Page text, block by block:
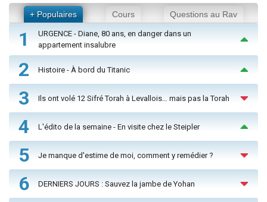
+ Populaires Cours Questions au Rav
1
URGENCE - Diane, 80 ans, en danger dans un
appartement insalubre
2 Histoire - À bord du Titanic
3 Ils ont volé 12 Sifré Torah à Levallois… mais pas la Torah
4 L'édito de la semaine - En visite chez le Steipler
5 Je manque d'estime de moi, comment y remédier ?
6 DERNIERS JOURS : Sauvez la jambe de Yohan